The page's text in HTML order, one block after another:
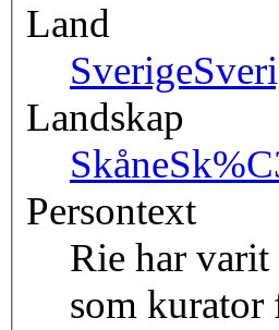
Land
Sverige
Landskap
Skåne
Persontext
Rie har
som